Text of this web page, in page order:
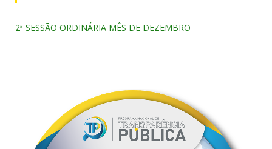
2ª SESSÃO ORDINÁRIA MÊS DE DEZEMBRO